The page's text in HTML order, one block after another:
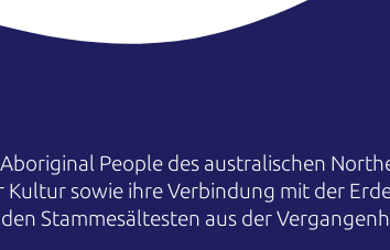
People des australischen
sowie ihre Verbindung mit der
Stammesältesten aus der